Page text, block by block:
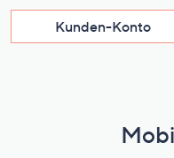
Kunden-Konto